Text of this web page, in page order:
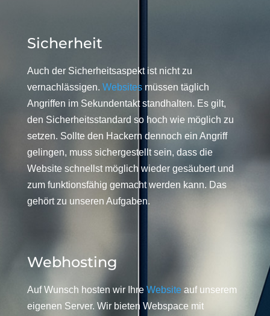
Sicherheit
Auch der Sicherheitsaspekt ist nicht zu
vernachlässigen. Websitesmüssen täglich
Angriffen im Sekundentakt standhalten. Es gilt,
den Sicherheitsstandard so hoch wie möglich zu
setzen. Sollte den Hackern dennoch ein Angriff
gelingen, muss sichergestellt sein, dass die
Website schnellst möglich wieder gesäubert und
zum funktionsfähig gemacht werden kann. Das
gehört zu unseren Aufgaben.
Webhosting
Auf Wunsch hosten wir Ihre Website auf unserem
eigenen Server. Wir bieten Webspace mit